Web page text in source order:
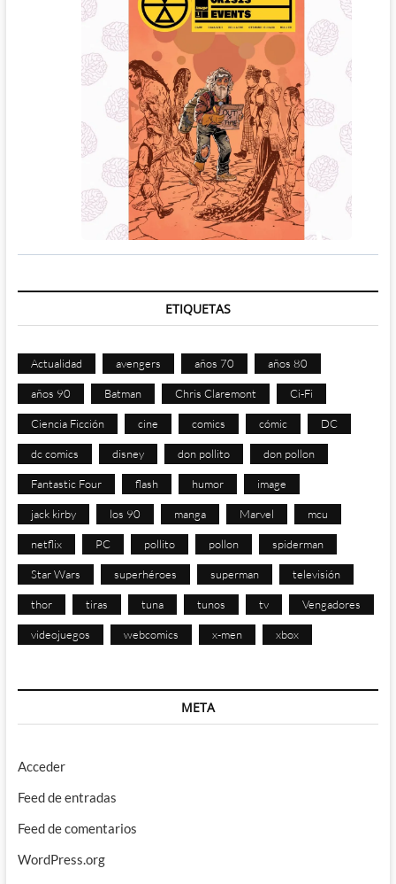
ETIQUETAS
Actualidad avengers años 70 años 80
años 90 Batman Chris Claremont Ci-Fi
Ciencia Ficción cine comics cómic DC
dc comics disney don pollito don pollon
Fantastic Four flash humor image
jack kirby los 90 manga Marvel mcu
netflix PC pollito pollon spiderman
Star Wars superhéroes superman televisión
thor tiras tuna tunos tv Vengadores
videojuegos webcomics x-men xbox
META
Acceder
Feed de entradas
Feed de comentarios
WordPress.org